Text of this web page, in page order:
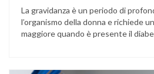
La gravidanza è un periodo di
l’organismo della donna e richiede
maggiore quando è presente il
volta durante la gestazione